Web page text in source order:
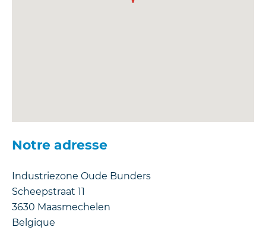
Notre adresse
Industriezone Oude Bunders
Scheepstraat 11
3630 Maasmechelen
Belgique